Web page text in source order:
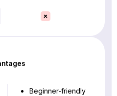
Beginner-friendly